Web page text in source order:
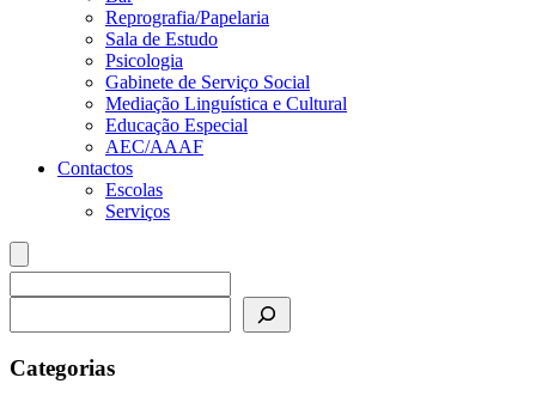
Reprografia/Papelaria
Sala de Estudo
Psicologia
Gabinete de Serviço Social
Mediação Linguística e Cultural
Educação Especial
AEC/AAAF
Contactos
Escolas
Serviços
Categorias